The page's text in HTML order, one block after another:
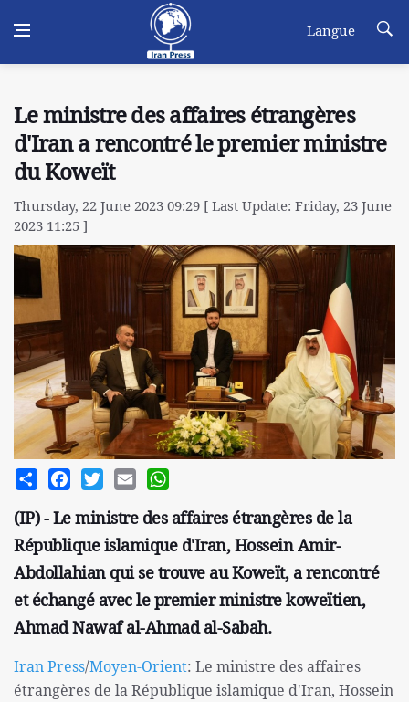
Langue
Le ministre des affaires étrangères
d'Iran a rencontré le premier ministre
du Koweït
Thursday, 22 June 2023 09:29 [ Last Update: Friday, 23 June
2023 11:25 ]
Share FacebookTwitterEmail
(IP) - Le ministre des affaires étrangères de la
République islamique d'Iran, Hossein Amir-
Abdollahian qui se trouve au Koweït, a rencontré
et échangé avec le premier ministre koweïtien,
Ahmad Nawaf al-Ahmad al-Sabah.
Iran Press/Moyen-Orient: Le ministre des affaires
étrangères de la République islamique d'Iran, Hossein